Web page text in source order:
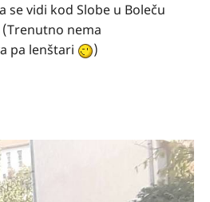
se vidi kod Slobe u Boleču
(Trenutno nema
pa lenštari
)